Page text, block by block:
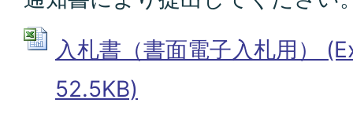
入札書（書面電子入札用）
52.5KB)